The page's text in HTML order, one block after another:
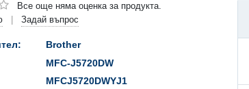
Все още няма оценка за продукта.
Задай въпрос
Brother
MFC-J5720DW
MFCJ5720DWYJ1